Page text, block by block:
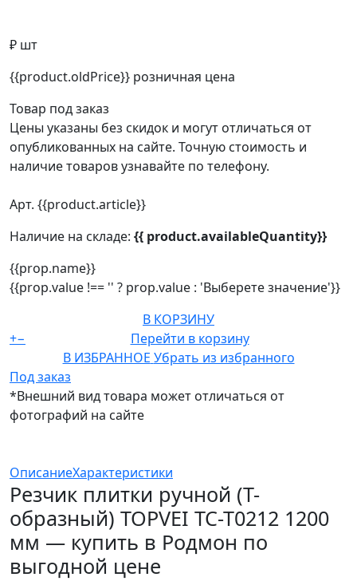
₽ шт
{{product.oldPrice}} розничная цена
Товар под заказ
Цены указаны без скидок и могут отличаться от
опубликованных на сайте. Точную стоимость и
наличие товаров узнавайте по телефону.
Арт. {{product.article}}
Наличие на складе: {{ product.availableQuantity}}
{{prop.name}}
{{prop.value !== '' ? prop.value : 'Выберете значение'}}
В КОРЗИНУ
+−
Перейти в корзину
В ИЗБРАННОЕ Убрать из избранного
Под заказ
*Внешний вид товара может отличаться от
фотографий на сайте
ОписаниеХарактеристики
Резчик плитки ручной (T-
образный) TOPVEI TC-T0212 1200
мм — купить в Родмон по
выгодной цене